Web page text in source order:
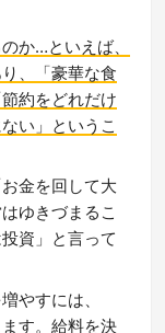
か…といえば、
、「豪華な食
約をどれだけ
い」というこ
金を回して大
ゆきづまるこ
資」と言って
やすには、
す。給料を決